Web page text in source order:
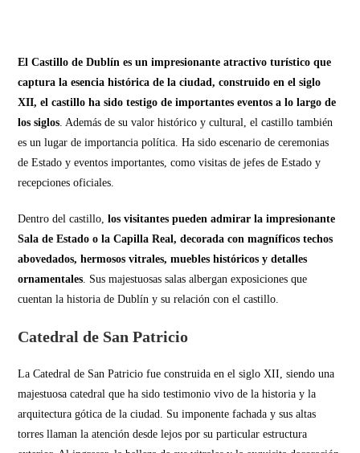
El Castillo de Dublín es un impresionante atractivo turístico que
captura la esencia histórica de la ciudad, construido en el siglo
XII, el castillo ha sido testigo de importantes eventos a lo largo de
los siglos. Además de su valor histórico y cultural, el castillo también
es un lugar de importancia política. Ha sido escenario de ceremonias
de Estado y eventos importantes, como visitas de jefes de Estado y
recepciones oficiales.
Dentro del castillo, los visitantes pueden admirar la impresionante
Sala de Estado o la Capilla Real, decorada con magníficos techos
abovedados, hermosos vitrales, muebles históricos y detalles
ornamentales. Sus majestuosas salas albergan exposiciones que
cuentan la historia de Dublín y su relación con el castillo.
Catedral de San Patricio
La Catedral de San Patricio fue construida en el siglo XII, siendo una
majestuosa catedral que ha sido testimonio vivo de la historia y la
arquitectura gótica de la ciudad. Su imponente fachada y sus altas
torres llaman la atención desde lejos por su particular estructura